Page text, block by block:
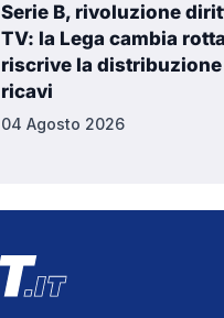
Serie B, rivoluzione
TV: la Lega cambia
riscrive la distribuzione
ricavi
04 Agosto 2026